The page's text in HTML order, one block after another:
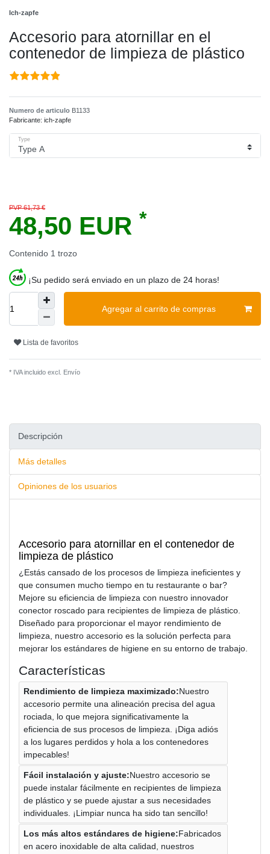
Ich-zapfe
Accesorio para atornillar en el
contenedor de limpieza de plástico
Numero de articulo B1133
Fabricante: ich-zapfe
Type
PVP 61,73 €
48,50 EUR *
Contenido 1 trozo
¡Su pedido será enviado en un plazo de 24 horas!
Agregar al carrito de compras
Lista de favoritos
* IVA incluido excl. Envío
Descripción
Más detalles
Opiniones de los usuarios
Accesorio para atornillar en el contenedor de
limpieza de plástico
¿Estás cansado de los procesos de limpieza ineficientes y
que consumen mucho tiempo en tu restaurante o bar?
Mejore su eficiencia de limpieza con nuestro innovador
conector roscado para recipientes de limpieza de plástico.
Diseñado para proporcionar el mayor rendimiento de
limpieza, nuestro accesorio es la solución perfecta para
mejorar los estándares de higiene en su entorno de trabajo.
Características
Rendimiento de limpieza maximizado:Nuestro
accesorio permite una alineación precisa del agua
rociada, lo que mejora significativamente la
eficiencia de sus procesos de limpieza. ¡Diga adiós
a los lugares perdidos y hola a los contenedores
impecables!
Fácil instalación y ajuste:Nuestro accesorio se
puede instalar fácilmente en recipientes de limpieza
de plástico y se puede ajustar a sus necesidades
individuales. ¡Limpiar nunca ha sido tan sencillo!
Los más altos estándares de higiene:Fabricados
en acero inoxidable de alta calidad, nuestros